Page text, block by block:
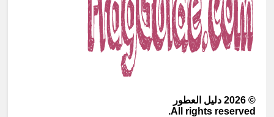
©
2026 دليل العطور
All rights reserved.